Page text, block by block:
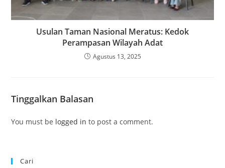
Usulan Taman Nasional Meratus: Kedok
Perampasan Wilayah Adat
Agustus 13, 2025
Tinggalkan Balasan
You must be logged in to post a comment.
Cari